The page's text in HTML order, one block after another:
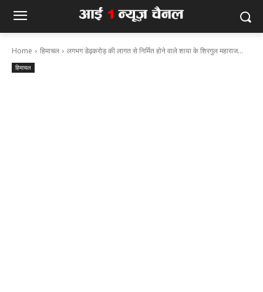
Home हिमाचल लगभग डेढ़करोड़ की लागत से निर्मित होने वाले शाया के शिरगुल महाराज...
हिमाचल